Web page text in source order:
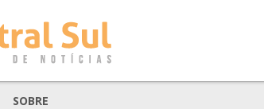
SOBRE